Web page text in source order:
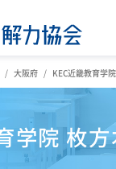
大阪府 KEC近畿教育学
学院 枚